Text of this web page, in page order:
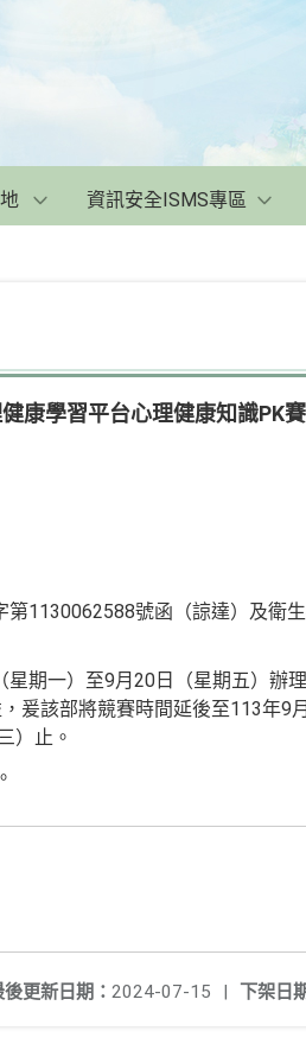
資訊安全ISMS專區
康學習平台心理健康知識PK
1130062588號函（諒達）及衛
期一）至9月20日（星期五）辦
爰該部將競賽時間延後至113年9
）止。
下架日
後更新日期： 2024-07-15 |